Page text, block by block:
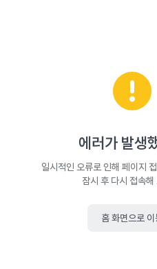
에러가 발생
일시적인 오류로 인해 페이지
잠시 후 다시 접속해
홈 화면으로 이